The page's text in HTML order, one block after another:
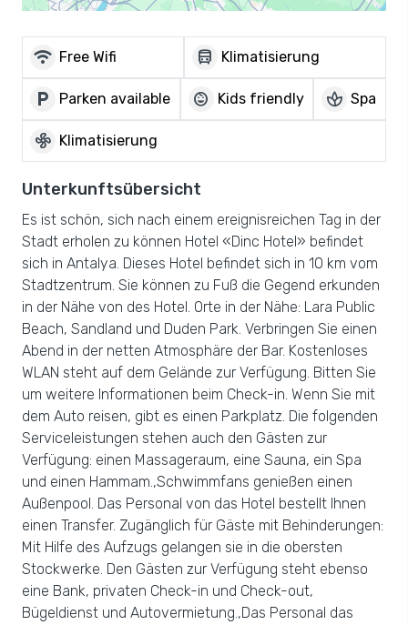
wifi Free Wifi directions_bus Klimatisierung
local_parking Parken available child_care Kids friendly spa Spa
mode_fan Klimatisierung
Unterkunftsübersicht
Es ist schön, sich nach einem ereignisreichen Tag in der
Stadt erholen zu können Hotel «Dinc Hotel» befindet
sich in Antalya. Dieses Hotel befindet sich in 10 km vom
Stadtzentrum. Sie können zu Fuß die Gegend erkunden
in der Nähe von des Hotel. Orte in der Nähe: Lara Public
Beach, Sandland und Duden Park. Verbringen Sie einen
Abend in der netten Atmosphäre der Bar. Kostenloses
WLAN steht auf dem Gelände zur Verfügung. Bitten Sie
um weitere Informationen beim Check-in. Wenn Sie mit
dem Auto reisen, gibt es einen Parkplatz. Die folgenden
Serviceleistungen stehen auch den Gästen zur
Verfügung: einen Massageraum, eine Sauna, ein Spa
und einen Hammam.,Schwimmfans genießen einen
Außenpool. Das Personal von das Hotel bestellt Ihnen
einen Transfer. Zugänglich für Gäste mit Behinderungen:
Mit Hilfe des Aufzugs gelangen sie in die obersten
Stockwerke. Den Gästen zur Verfügung steht ebenso
eine Bank, privaten Check-in und Check-out,
Bügeldienst und Autovermietung.,Das Personal das